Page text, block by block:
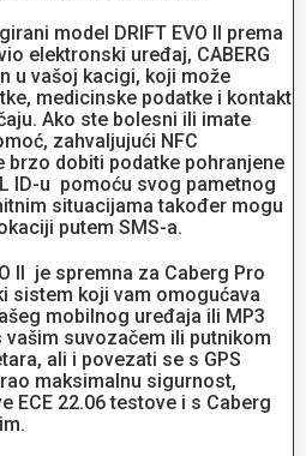
model DRIFT EVO II prema
elektronski uređaj, CABERG
u vašoj kacigi, koji može
medicinske podatke i kontakt
Ako ste bolesni ili imate
zahvaljujući NFC
dobiti podatke pohranjene
ID-u pomoću svog pametnog
situacijama također mogu
putem SMS-a.
II je spremna za Caberg Pro
sistem koji vam omogućava
mobilnog uređaja ili MP3
suvozačem ili putnikom
ali i povezati se s GPS
maksimalnu sigurnost,
ECE 22.06 testove i s Caberg